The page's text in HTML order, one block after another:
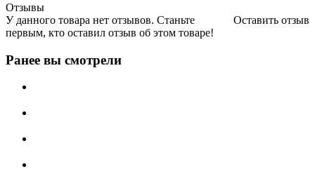
Отзывы
Оставить отзыв
У данного товара нет отзывов. Станьте
первым, кто оставил отзыв об этом товаре!
Ранее вы смотрели